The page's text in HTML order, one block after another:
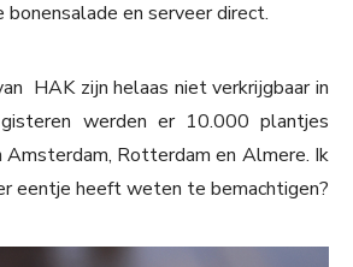
bonensalade en serveer direct.
HAK zijn helaas niet verkrijgbaar in
werden er 10.000 plantjes
Rotterdam en Almere. Ik
eentje heeft weten te bemachtigen?